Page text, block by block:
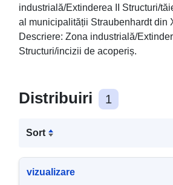
industrială/Extinderea II Structuri/
al municipalității Straubenhardt din
Descriere: Zona industrială/
Structuri/incizii de acoperiș.
Distribuiri 1
Sort
vizualizare